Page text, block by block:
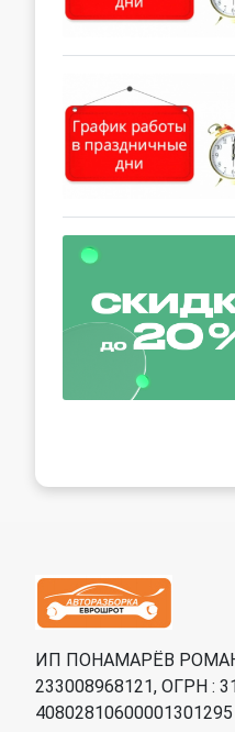
ИП ПОНАМАРЁВ
233008968121, ОГРН :
40802810600001301295